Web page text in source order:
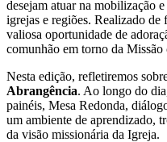
desejam atuar na mobilização
igrejas e regiões. Realizado
valiosa oportunidade de
comunhão em torno da Missão
Nesta edição, refletiremos
Abrangência. Ao longo do
painéis, Mesa Redonda,
um ambiente de aprendizado,
da visão missionária da Igreja.